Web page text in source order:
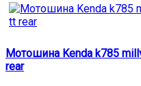
Мотошина Kenda k785
rear